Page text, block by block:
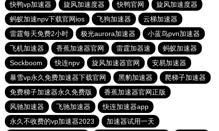
快鸭vp加速器
旋风加速度器 快鸭官网
旋风加速度器
蚂蚁加速npv下载官网ios
飞狗加速器
云梯加速器
雷霆每天免费2小时
极光aurora加速器
小蓝鸟pvn加速器
飞机加速器
香蕉加速器官网 雷霆加器速
蚂蚁加速器
Sockboom
快连npv 旋风加速器官网
安易加速器
暴雪vp永久免费加速器下载官网
黑豹加速器
爬梯子加速器
免费梯子加速器永久免费版
香蕉加速器官网正版
风驰加速器
飞驰加速器
快连加速器app
永久不收费的vp加速器2023
加速器试用一天